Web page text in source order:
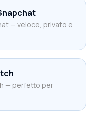
— veloce, privato e
— perfetto per